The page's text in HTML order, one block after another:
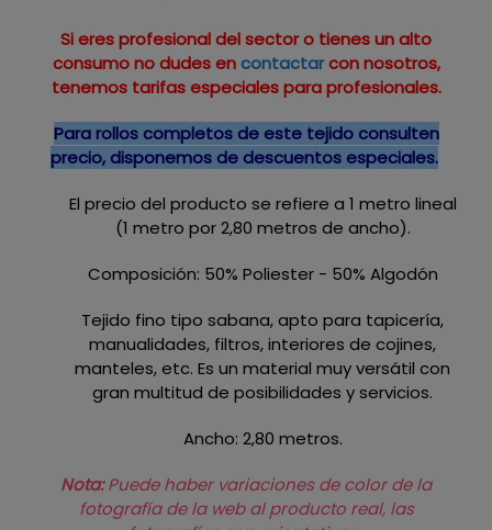
Si eres profesional del sector o tienes un alto
consumo no dudes encontactarcon nosotros,
tenemos tarifas especiales para profesionales.
Para rollos completos de este tejido consulten
precio, disponemos de descuentos especiales.
El precio del producto se refiere a 1 metro lineal
(1 metro por 2,80 metros de ancho).
Composición: 50% Poliester - 50% Algodón
Tejido fino tipo sabana, apto para tapicería,
manualidades, filtros, interiores de cojines,
manteles, etc. Es un material muy versátil con
gran multitud de posibilidades y servicios.
Ancho: 2,80 metros.
Nota:Puede haber variaciones de color de la
fotografía de la web al producto real, las